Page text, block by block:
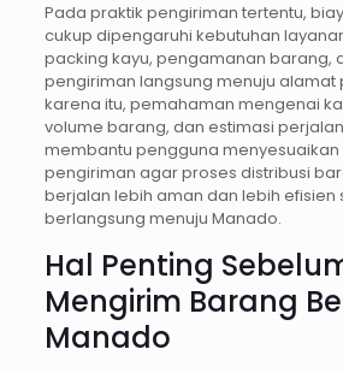
Pada praktik pengiriman tertentu,
cukup dipengaruhi kebutuhan
packing kayu, pengamanan barang,
pengiriman langsung menuju alamat
karena itu, pemahaman mengenai
volume barang, dan estimasi
membantu pengguna menyesuaikan
pengiriman agar proses distribusi
berjalan lebih aman dan lebih
berlangsung menuju Manado.
Hal Penting
Mengirim Barang
Manado